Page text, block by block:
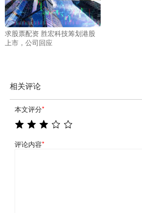
求股票配资 胜宏科技筹划港股
上市，公司回应
相关评论
本文评分*
评论内容*